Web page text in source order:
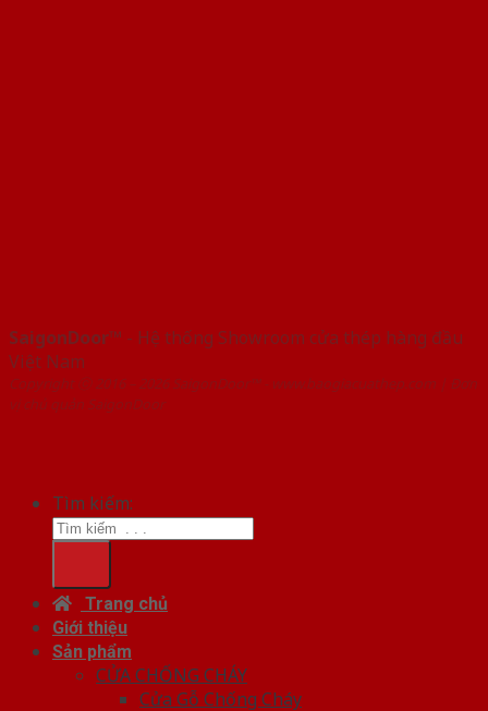
SaigonDoor™ - Hệ thống Showroom cửa thép hàng đầu
Việt Nam
Copyright ⓒ 2016 – 2026 SaigonDoor™ - www.baogiacuathep.com | Đơn
vị chủ quản SaigonDoor
Tìm kiếm:
Trang chủ
Giới thiệu
Sản phẩm
CỬA CHỐNG CHÁY
Cửa Gỗ Chống Cháy